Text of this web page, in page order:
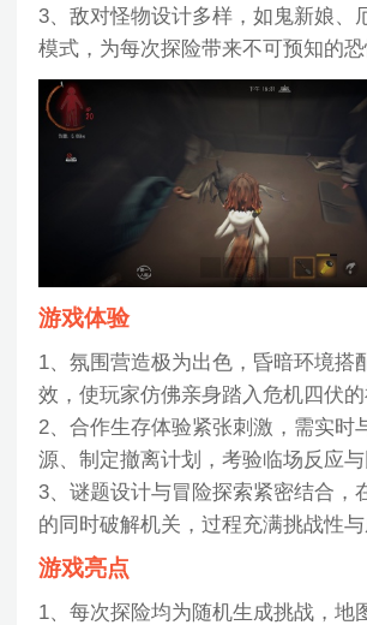
3、敌对怪物设计多样，如鬼新娘、
模式，为每次探险带来不可预知的恐
游戏体验
1、氛围营造极为出色，昏暗环境搭
效，使玩家仿佛亲身踏入危机四伏的
2、合作生存体验紧张刺激，需实时
源、制定撤离计划，考验临场反应与
3、谜题设计与冒险探索紧密结合，
的同时破解机关，过程充满挑战性与
游戏亮点
1、每次探险均为随机生成挑战，地